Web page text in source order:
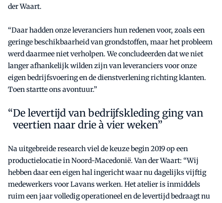
der Waart.
“Daar hadden onze leveranciers hun redenen voor, zoals een
geringe beschikbaarheid van grondstoffen, maar het probleem
werd daarmee niet verholpen. We concludeerden dat we niet
langer afhankelijk wilden zijn van leveranciers voor onze
eigen bedrijfsvoering en de dienstverlening richting klanten.
Toen startte ons avontuur.”
De levertijd van bedrijfskleding ging van
veertien naar drie à vier weken”
Na uitgebreide research viel de keuze begin 2019 op een
productielocatie in Noord-Macedonië. Van der Waart: “Wij
hebben daar een eigen hal ingericht waar nu dagelijks vijftig
medewerkers voor Lavans werken. Het atelier is inmiddels
ruim een jaar volledig operationeel en de levertijd bedraagt nu